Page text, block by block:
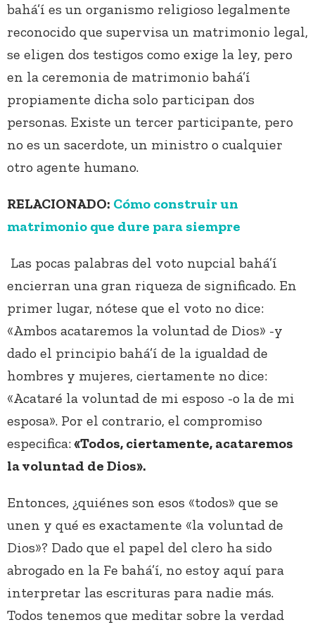
bahá’í es un organismo religioso legalmente
reconocido que supervisa un matrimonio legal,
se eligen dos testigos como exige la ley, pero
en la ceremonia de matrimonio bahá’í
propiamente dicha solo participan dos
personas. Existe un tercer participante, pero
no es un sacerdote, un ministro o cualquier
otro agente humano.
RELACIONADO: Cómo construir un
matrimonio que dure para siempre
Las pocas palabras del voto nupcial bahá’í
encierran una gran riqueza de significado. En
primer lugar, nótese que el voto no dice:
«Ambos acataremos la voluntad de Dios» -y
dado el principio bahá’í de la igualdad de
hombres y mujeres, ciertamente no dice:
«Acataré la voluntad de mi esposo -o la de mi
esposa». Por el contrario, el compromiso
especifica:«Todos, ciertamente, acataremos
la voluntad de Dios».
Entonces, ¿quiénes son esos «todos» que se
unen y qué es exactamente «la voluntad de
Dios»? Dado que el papel del clero ha sido
abrogado en la Fe bahá’í, no estoy aquí para
interpretar las escrituras para nadie más.
Todos tenemos que meditar sobre la verdad